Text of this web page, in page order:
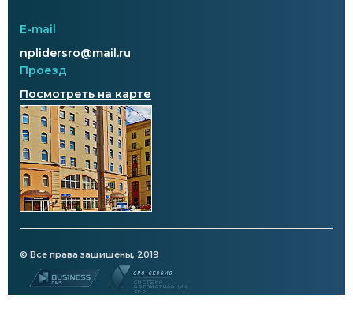
E-mail
nplidersro@mail.ru
Проезд
Посмотреть на карте
© Все права защищены, 2019